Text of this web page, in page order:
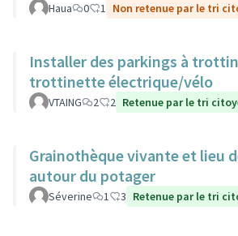
Haua 0 1 Non retenue par le tri
Installer des parkings à
trottinette électrique/vélo
VTAING 2 2 Retenue par le tri
Grainothèque vivante et lieu
autour du potager
Séverine 1 3 Retenue par le tri